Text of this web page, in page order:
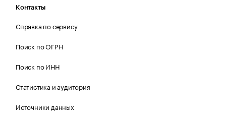
Контакты
Справка по сервису
Поиск по ОГРН
Поиск по ИНН
Статистика и аудитория
Источники данных